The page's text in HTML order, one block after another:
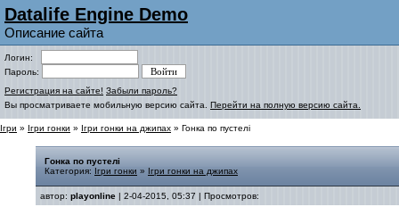
Datalife Engine Demo
Описание сайта
Логин:
Пароль:
Регистрация на сайте! Забыли пароль?
Вы просматриваете мобильную версию сайта. Перейти на полную версию сайта.
Ігри » Ігри гонки » Ігри гонки на джипах » Гонка по пустелі
Гонка по пустелі
Категория: Ігри гонки » Ігри гонки на джипах
автор: playonline | 2-04-2015, 05:37 | Просмотров: